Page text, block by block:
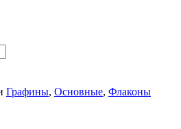
Графины, Основные, Флаконы